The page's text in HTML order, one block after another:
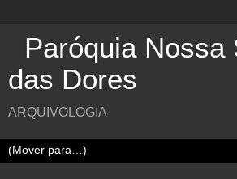
Paróquia Nossa
das Dores
ARQUIVOLOGIA